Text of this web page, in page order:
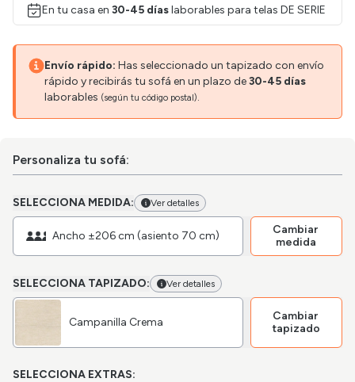
En tu casa en 30-45 díaslaborables para telas DE SERIE
Envío rápido: Has seleccionado un tapizado con envío
rápido y recibirás tu sofá en un plazo de30-45 días
laborables (según tu código postal).
Personaliza tu sofá:
SELECCIONA MEDIDA: Ver detalles
Ancho ±206 cm (asiento 70 cm)
Cambiar
medida
SELECCIONA TAPIZADO: Ver detalles
Campanilla Crema
Cambiar
tapizado
SELECCIONA EXTRAS: